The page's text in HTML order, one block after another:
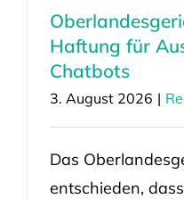
Haftung für
Chatbots
3. August 2026 |
Das
entschieden,